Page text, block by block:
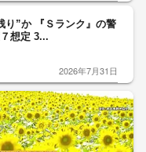
り”か 『Ｓランク』の警
想定 3...
2026年7月31日